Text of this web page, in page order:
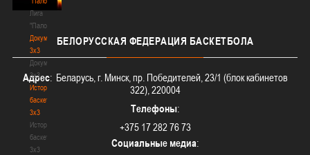
Лига
"Палова"
Документы
3х3
Документы
3х3
История
баскетбола
3х3
История
баскетбола
3х3
БЕЛОРУССКАЯ ФЕДЕРАЦИЯ БАСКЕТБОЛА
Адрес: Беларусь, г. Минск, пр. Победителей, 23/1 (блок кабинетов
322), 220004
Телефоны:
+375 17 282 76 73
Социальные медиа: